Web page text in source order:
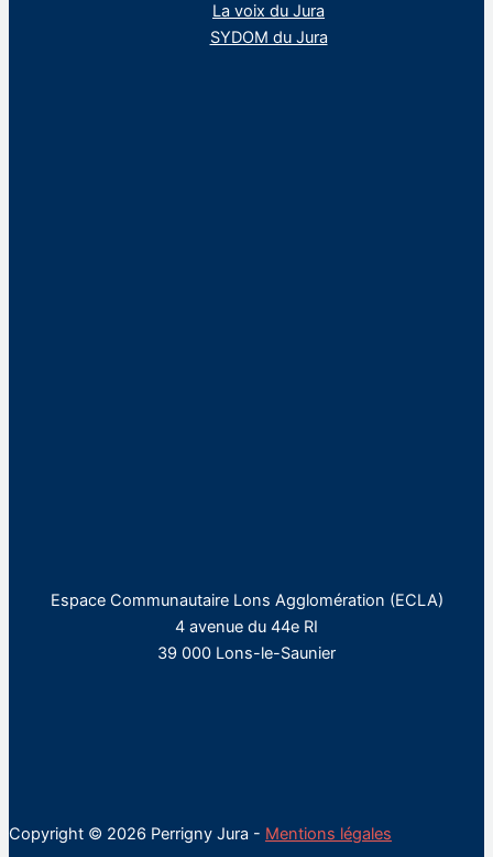
La voix du Jura
SYDOM du Jura
Espace Communautaire Lons Agglomération (ECLA)
4 avenue du 44e RI
39 000 Lons-le-Saunier
Copyright © 2026 Perrigny Jura - Mentions légales